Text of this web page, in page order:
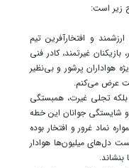
زیر است:
و افتخارآفرین تیم
بازیکنان غیرتمند، کادر فنی
هواداران پرشور و بی‌نظیر
عرض می‌کنم.
تجلی غیرت، همبستگی
و شایستگی جوانان این خطه
نماد غرور و افتخار بوده
دل‌های میلیون‌ها هوادار